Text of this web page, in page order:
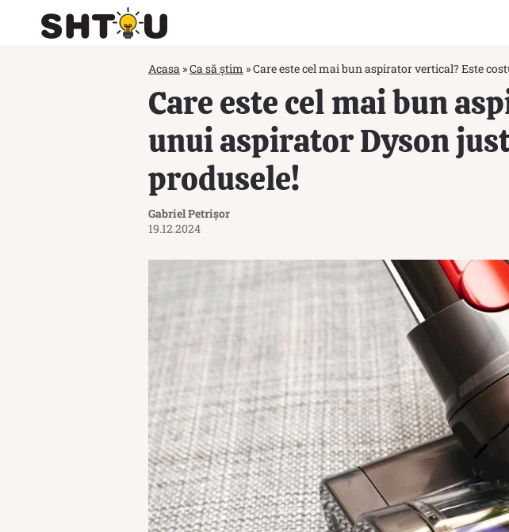
Acasa »Ca să știm »Care este cel mai bun aspirator vertical? Este
Care este cel mai bun
unui aspirator Dyson
produsele!
Gabriel Petrișor
19.12.2024